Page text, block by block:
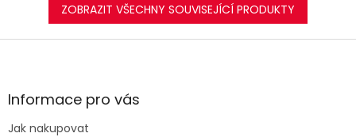
ZOBRAZIT VŠECHNY SOUVISEJÍCÍ PRODUKTY
Z
aInformace pro vás
Jak nakupovat